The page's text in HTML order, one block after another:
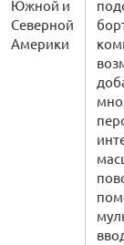
Южной и
Северной
Америки